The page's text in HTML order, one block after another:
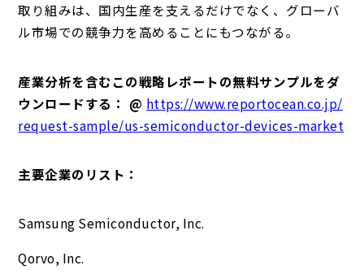
取り組みは、国内生産を支えるだけでなく、グローバ
ル市場での競争力を高めることにもつながる。
産業分析を含むこの戦略レポートの無料サンプルをダ
ウンロードする： @ https://www.reportocean.co.jp/
request-sample/us-semiconductor-devices-market
主要企業のリスト：
Samsung Semiconductor, Inc.
Qorvo, Inc.